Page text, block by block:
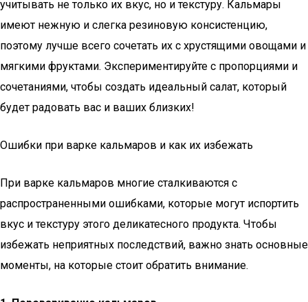
учитывать не только их вкус, но и текстуру. Кальмары
имеют нежную и слегка резиновую консистенцию,
поэтому лучше всего сочетать их с хрустящими овощами и
мягкими фруктами. Экспериментируйте с пропорциями и
сочетаниями, чтобы создать идеальный салат, который
будет радовать вас и ваших близких!
Ошибки при варке кальмаров и как их избежать
При варке кальмаров многие сталкиваются с
распространенными ошибками, которые могут испортить
вкус и текстуру этого деликатесного продукта. Чтобы
избежать неприятных последствий, важно знать основные
моменты, на которые стоит обратить внимание.